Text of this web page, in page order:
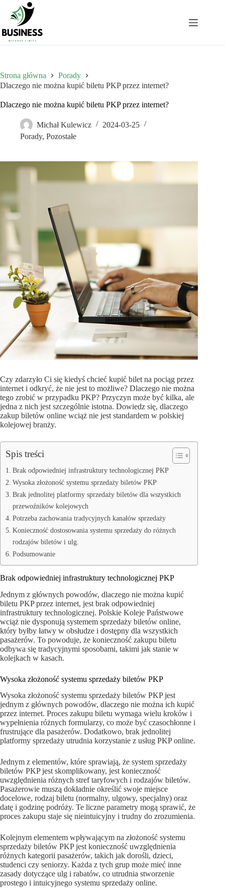
Przejdź
treści
Strona główna
Porady
Dlaczego nie można kupić biletu PKP przez internet?
Dlaczego nie można kupić biletu PKP przez internet?
Michał Kulewicz
2024-03-25
Porady, Pozostałe
Czy zdarzyło Ci się kiedyś chcieć kupić bilet na pociąg przez
internet i odkryć, że nie jest to możliwe? Dlaczego nie można
tego zrobić w przypadku PKP? Przyczyn może być kilka, ale
jedna z nich jest szczególnie istotna. Dowiedz się, dlaczego
zakup biletów online wciąż nie jest standardem w polskiej
kolejowej branży.
Spis treści
Brak odpowiedniej infrastruktury technologicznej PKP
Wysoka złożoność systemu sprzedaży biletów PKP
Brak jednolitej platformy sprzedaży biletów dla wszystkich
przewoźników kolejowych
Potrzeba zachowania tradycyjnych kanałów sprzedaży
Konieczność dostosowania systemu sprzedaży do różnych
rodzajów biletów i ulg.
Podsumowanie
Brak odpowiedniej infrastruktury technologicznej PKP
Jednym z głównych powodów, dlaczego nie można kupić
biletu PKP przez internet, jest brak odpowiedniej
infrastruktury technologicznej. Polskie Koleje Państwowe
wciąż nie dysponują systemem sprzedaży biletów online,
który byłby łatwy w obsłudze i dostępny dla wszystkich
pasażerów. To powoduje, że konieczność zakupu biletu
odbywa się tradycyjnymi sposobami, takimi jak stanie w
kolejkach w kasach.
Wysoka złożoność systemu sprzedaży biletów PKP
Wysoka złożoność systemu sprzedaży biletów PKP jest
jednym z głównych powodów, dlaczego nie można ich kupić
przez internet. Proces zakupu biletu wymaga wielu kroków i
wypełnienia różnych formularzy, co może być czasochłonne i
frustrujące dla pasażerów. Dodatkowo, brak jednolitej
platformy sprzedaży utrudnia korzystanie z usług PKP online.
Jednym z elementów, które sprawiają, że system sprzedaży
biletów PKP jest skomplikowany, jest konieczność
uwzględnienia różnych stref taryfowych i rodzajów biletów.
Pasażerowie muszą dokładnie określić swoje miejsce
docelowe, rodzaj biletu (normalny, ulgowy, specjalny) oraz
datę i godzinę podróży. Te liczne parametry mogą sprawić, że
proces zakupu staje się nieintuicyjny i trudny do zrozumienia.
Kolejnym elementem wpływającym na złożoność systemu
sprzedaży biletów PKP jest konieczność uwzględnienia
różnych kategorii pasażerów, takich jak dorośli, dzieci,
studenci czy seniorzy. Każda z tych grup może mieć inne
zasady dotyczące ulg i rabatów, co utrudnia stworzenie
prostego i intuicyjnego systemu sprzedaży online.